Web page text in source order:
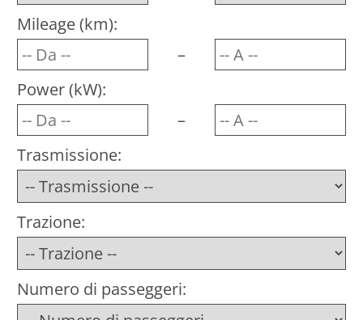
Mileage (km):
–
Power (kW):
–
Trasmissione:
Trazione:
Numero di passeggeri: